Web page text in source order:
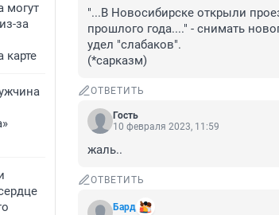
могут
за
карте
"...В Новосибирске открыли
прошлого года...." - снимать
удел "слабаков".
(*сарказм)
ОТВЕТИТЬ
Гость
10 февраля 2023, 11:59
жаль..
ОТВЕТИТЬ
Бард